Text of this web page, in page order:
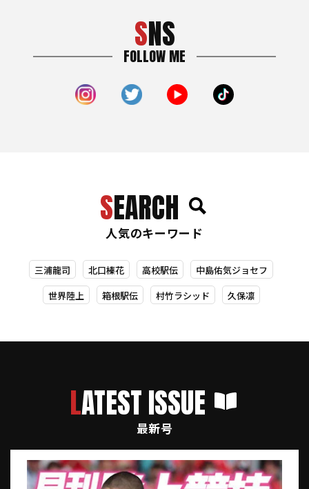
SNS
FOLLOW ME
SEARCH
人気のキーワード
三浦龍司 北口榛花 高校駅伝 中島佑気ジョセフ
世界陸上 箱根駅伝 村竹ラシッド 久保凛
LATEST ISSUE
最新号